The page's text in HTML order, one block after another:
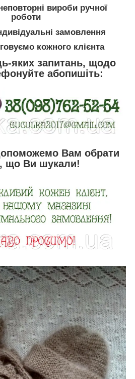
вироби ручної
роботи
замовлення
кожного клієнта
яких запитань, щодо
абопишіть:
Вам обрати
що Ви шукали!